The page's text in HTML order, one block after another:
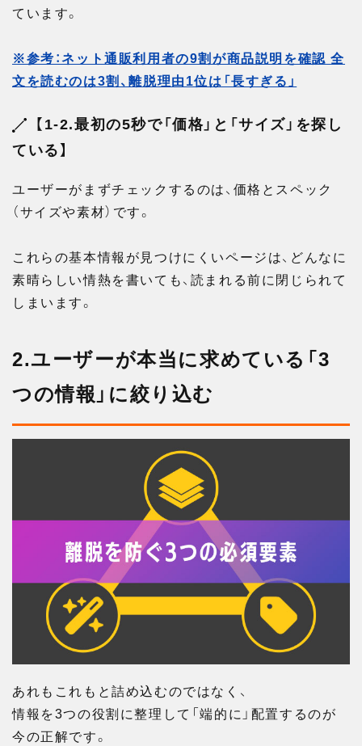
ています。
※参考：ネット通販利用者の9割が商品説明を確認 全
文を読むのは3割、離脱理由1位は「長すぎる」
【1-2.最初の5秒で「価格」と「サイズ」を探し
ている】
ユーザーがまずチェックするのは、価格とスペック
（サイズや素材）です。
これらの基本情報が見つけにくいページは、どんなに
素晴らしい情熱を書いても、読まれる前に閉じられて
しまいます。
2.ユーザーが本当に求めている「3
つの情報」に絞り込む
あれもこれもと詰め込むのではなく、
情報を3つの役割に整理して「端的に」配置するのが
今の正解です。